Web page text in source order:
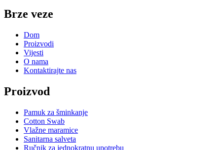
Brze veze
Dom
Proizvodi
Vijesti
O nama
Kontaktirajte nas
Proizvod
Pamuk za šminkanje
Cotton Swab
Vlažne maramice
Sanitarna salveta
Ručnik za jednokratnu upotrebu